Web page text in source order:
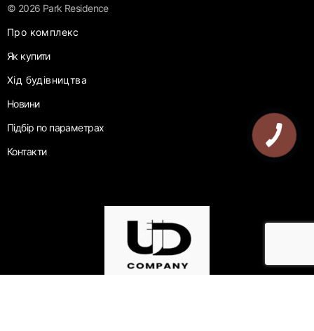
© 2026 Park Residence
Про комплекс
Як купити
Хід будівництва
Новини
Підбір по параметрах
Контакти